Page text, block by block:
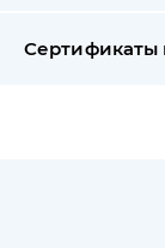
Сертификаты